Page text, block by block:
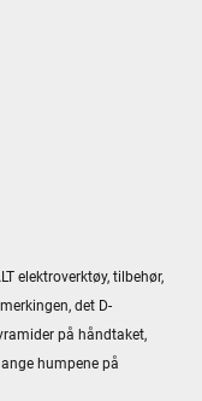
elektroverktøy, tilbehør,
det D-
på håndtaket,
humpene på